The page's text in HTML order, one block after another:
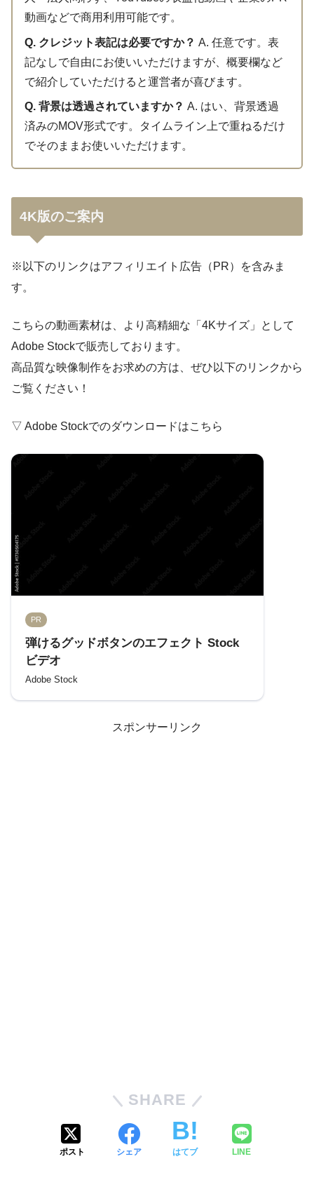
動画などで商用利用可能です。
Q. クレジット表記は必要ですか？ A. 任意です。表
記なしで自由にお使いいただけますが、概要欄など
で紹介していただけると運営者が喜びます。
Q. 背景は透過されていますか？ A. はい、背景透過
済みのMOV形式です。タイムライン上で重ねるだけ
でそのままお使いいただけます。
4K版のご案内
※以下のリンクはアフィリエイト広告（PR）を含みま
す。
こちらの動画素材は、より高精細な「4Kサイズ」として
Adobe Stockで販売しております。
高品質な映像制作をお求めの方は、ぜひ以下のリンクから
ご覧ください！
▽ Adobe Stockでのダウンロードはこちら
PR
弾けるグッドボタンのエフェクト Stock
ビデオ
Adobe Stock
スポンサーリンク
SHARE
ポスト シェア はてブ LINE